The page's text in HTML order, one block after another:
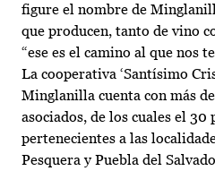
figure el nombre de
que producen, tanto de vino
“ese es el camino al que nos
La cooperativa ‘Santísimo
Minglanilla cuenta con más
asociados, de los cuales el
pertenecientes a las
Pesquera y Puebla del